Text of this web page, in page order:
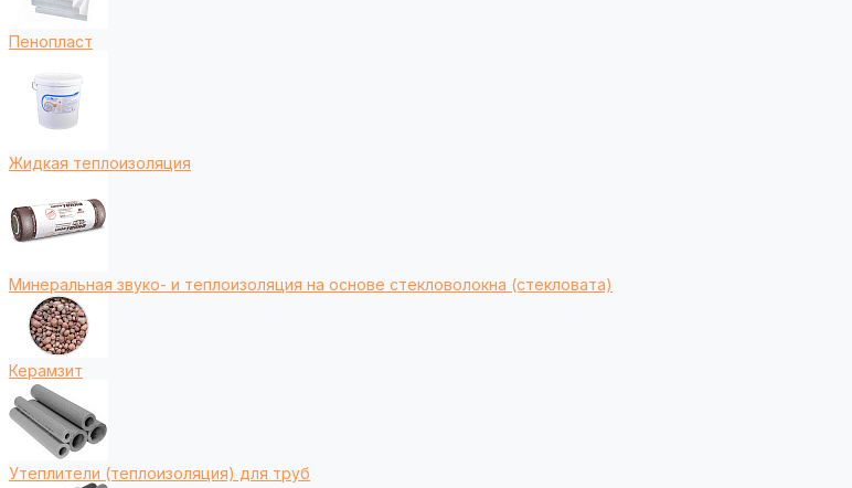
Пенопласт
Жидкая теплоизоляция
Минеральная звуко- и теплоизоляция на основе стекловолокна (стекловата)
Керамзит
Утеплители (теплоизоляция) для труб